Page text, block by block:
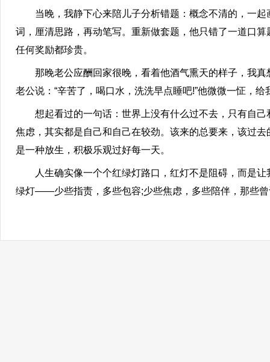
当晚，我静下心来陪儿子分析错题：概念不清的，一起
词，厘清思路，再动笔写。重新做套题，他只错了一道口
任何奖励都珍贵。
那晚老公应酬回家很晚，看着他酒气熏天的样子，我真
老公说：“辛苦了，喝口水，洗洗早点睡吧!”他微微一怔，
想起看过的一句话：世界上没有什么过不去，只有自己
焦虑，其实都是自己和自己在较劲。该来的总要来，该过
是一种放生，积极乐观过好每一天。
人生确实像一个个红绿灯路口，红灯不是阻碍，而是让
绿灯——少些指责，多些包容;少些焦虑，多些陪伴，那些